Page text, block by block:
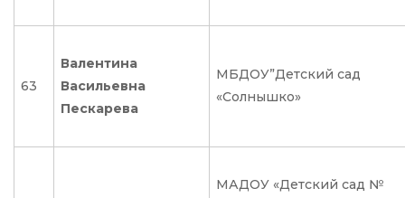
63
Валентина
Васильевна
Пескарева
МБДОУ”Детский сад
«Солнышко»
МАДОУ «Детский сад №